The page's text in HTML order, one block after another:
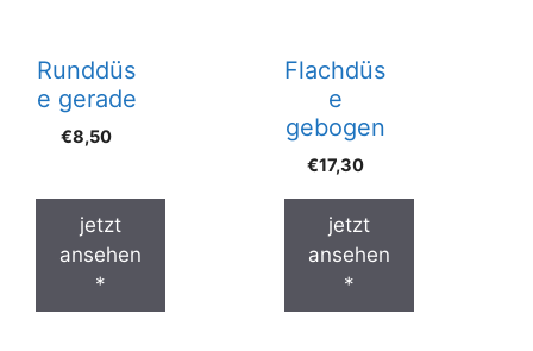
Runddüs
e gerade
€8,50
jetzt
ansehen
*
Flachdüs
e
gebogen
€17,30
jetzt
ansehen
*